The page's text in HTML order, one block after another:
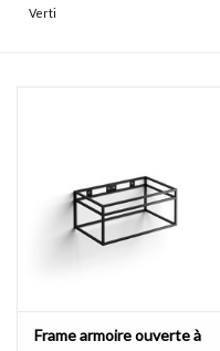
Verti
Frame armoire ouverte à